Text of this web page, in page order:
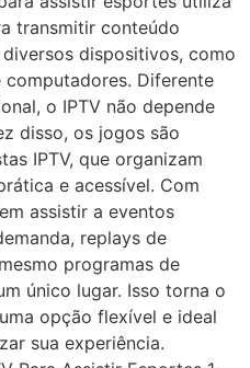
transmitir conteúdo
dispositivos, como
computadores. Diferente
o IPTV não depende
disso, os jogos são
IPTV, que organizam
e acessível. Com
assistir a eventos
replays de
programas de
único lugar. Isso torna o
opção flexível e ideal
sua experiência.